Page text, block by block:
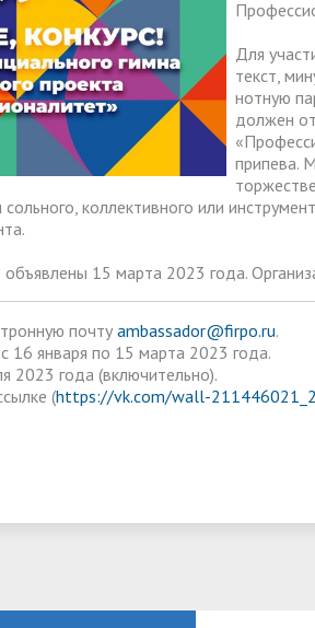
Для
текст,
нотную
должен
припева.
коллективного или
15 марта 2023 года.
почту ambassador@firpo.ru.
16 января по 15 марта 2023 года.
2023 года (включительно).
(https://vk.com/wall-